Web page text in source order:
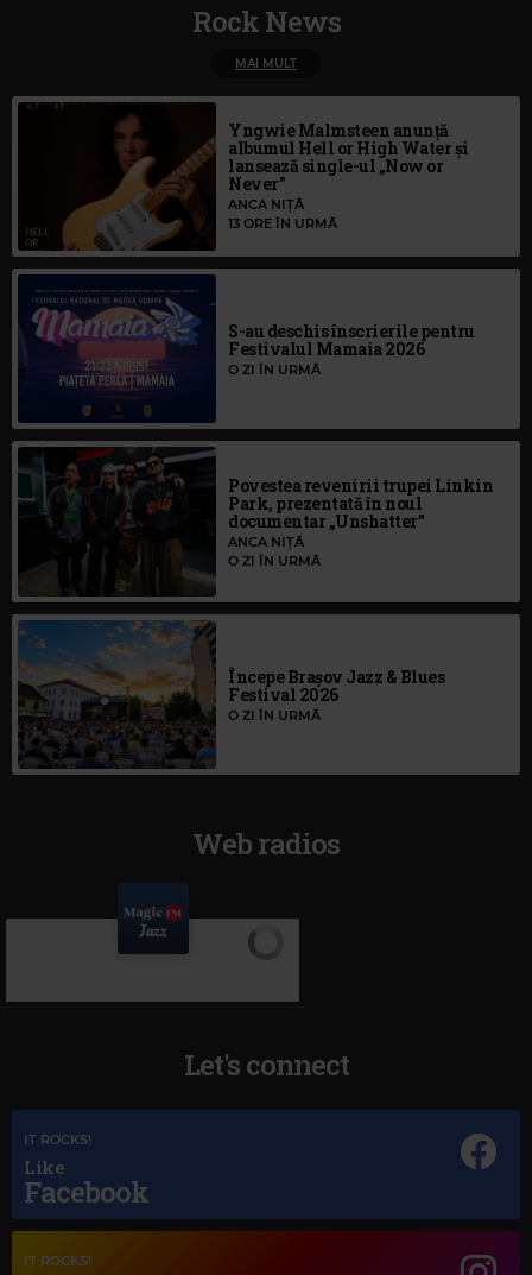
Rock News
MAI MULT
Yngwie Malmsteen anunță
albumul Hell or High Water și
lansează single-ul „Now or
Never”
ANCA NIȚĂ
13 ORE ÎN URMĂ
S-au deschis înscrierile pentru
Festivalul Mamaia 2026
O ZI ÎN URMĂ
Povestea revenirii trupei Linkin
Park, prezentată în noul
documentar „Unshatter”
ANCA NIȚĂ
O ZI ÎN URMĂ
Începe Brașov Jazz & Blues
Festival 2026
O ZI ÎN URMĂ
Web radios
Let's connect
IT ROCKS!
Like
Facebook
IT ROCKS!